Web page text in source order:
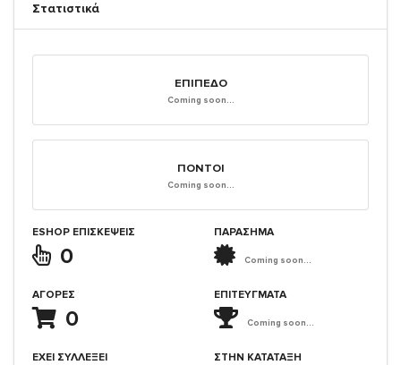
Στατιστικά
ΕΠΊΠΕΔΟ
Coming soon...
ΠΌΝΤΟΙ
Coming soon...
ESHOP ΕΠΙΣΚΈΨΕΙΣ
0
ΑΓΟΡΈΣ
0
ΈΧΕΙ ΣΥΛΛΈΞΕΙ
ΠΑΡΑΣΗΜΑ
Coming soon...
ΕΠΙΤΕΎΓΜΑΤΑ
Coming soon...
ΣΤΗΝ ΚΑΤΆΤΑΞΗ